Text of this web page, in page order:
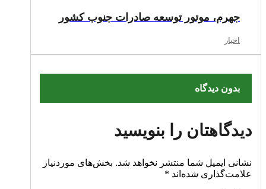
جهرم، موتور توسعه صادرات جنوب کشور
اخبار
بدون دیدگاه
دیدگاهتان را بنویسید
نشانی ایمیل شما منتشر نخواهد شد. بخش‌های موردنیاز
علامت‌گذاری شده‌اند *